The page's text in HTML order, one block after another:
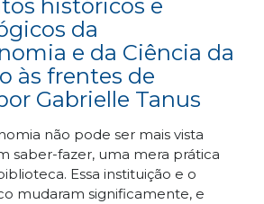
históricos e
da
e da Ciência da
às frentes de
Gabrielle Tanus
não pode ser mais vista
saber-fazer, uma mera prática
Essa instituição e o
mudaram significamente, e